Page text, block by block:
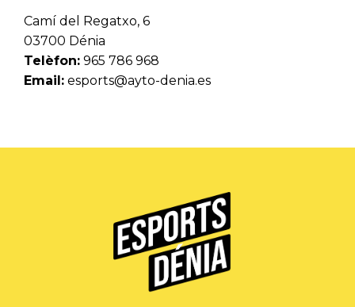
Camí del Regatxo, 6
03700 Dénia
Telèfon: 965 786 968
Email: esports@ayto-denia.es